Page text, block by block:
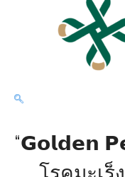
“𝗚𝗼𝗹𝗱𝗲𝗻